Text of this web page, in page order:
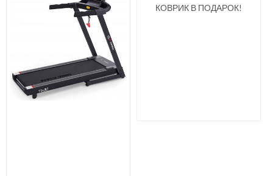
КОВРИК В ПОДАРОК!